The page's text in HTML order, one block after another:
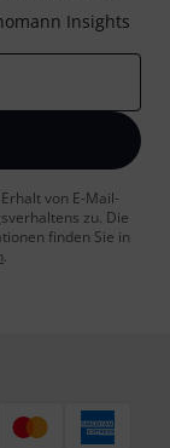
Insights
von E-Mail-
zu. Die
finden Sie in
.